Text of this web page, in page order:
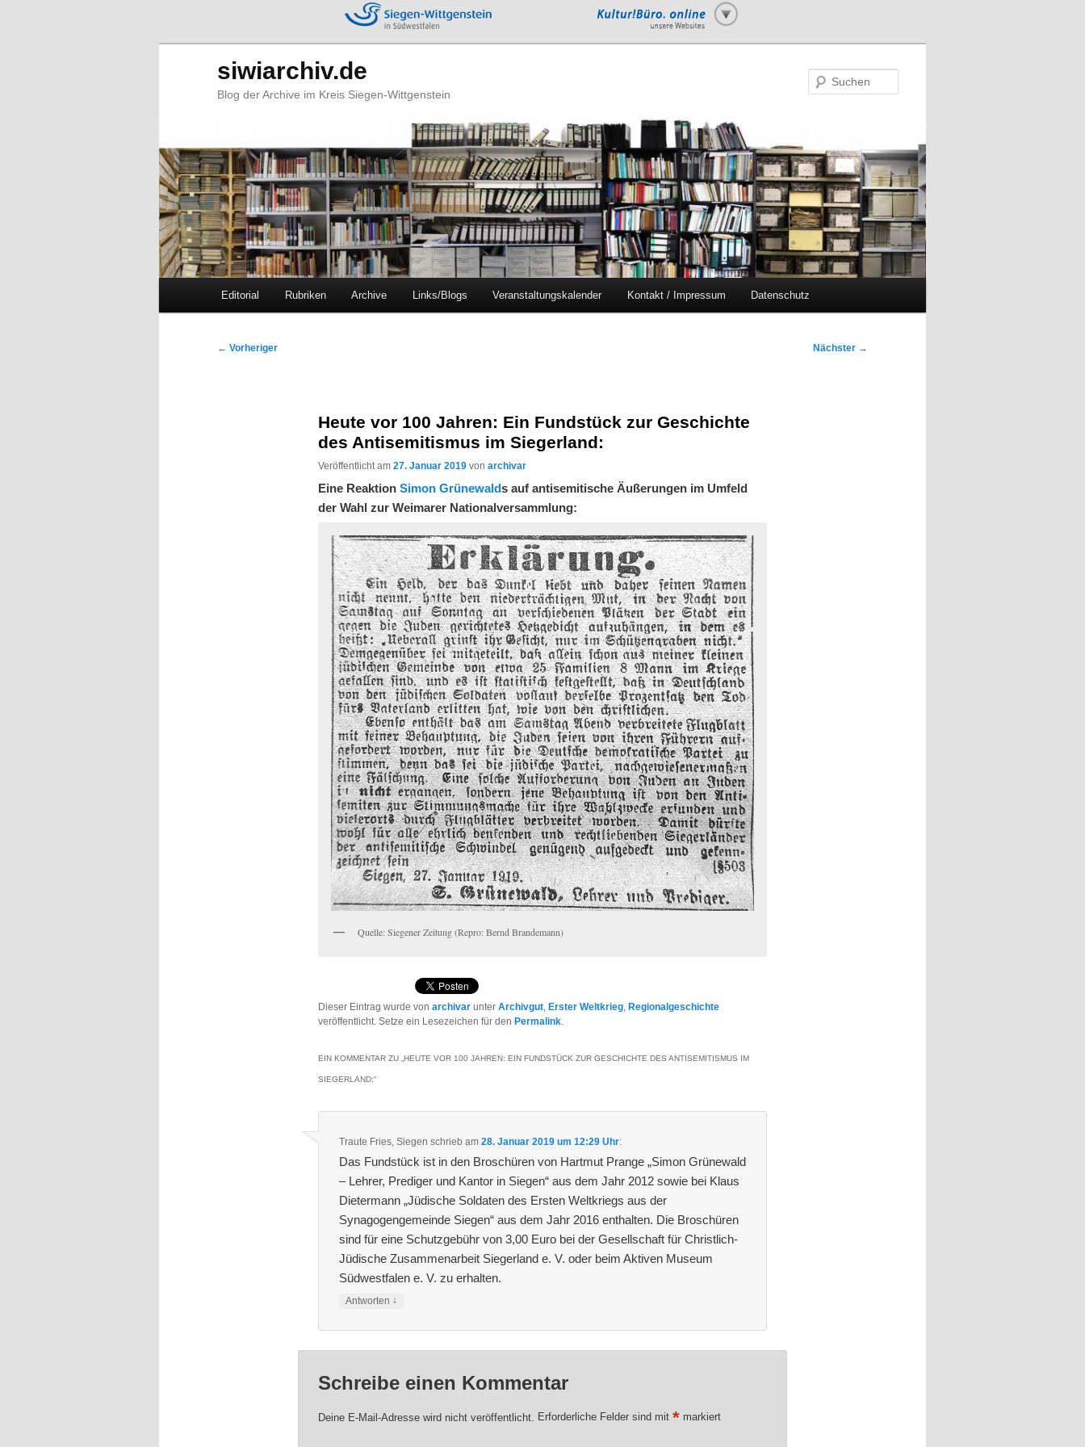
siwiarchiv.de
Blog der Archive im Kreis Siegen-Wittgenstein
Zum
Zum
Editorial Rubriken Archive Links/Blogs Veranstaltungskalender Kontakt / Impressum Datenschutz
Beitragsnavigation
← Vorheriger Nächster →
Heute vor 100 Jahren: Ein Fundstück zur Geschichte
des Antisemitismus im Siegerland:
Veröffentlicht am27. Januar 2019 vonarchivar
Eine ReaktionSimon Grünewalds auf antisemitische Äußerungen im Umfeld
der Wahl zur Weimarer Nationalversammlung:
Quelle: Siegener Zeitung (Repro: Bernd Brandemann)
Dieser Eintrag wurde vonarchivar unterArchivgut ,Erster Weltkrieg ,Regionalgeschichte
veröffentlicht. Setze ein Lesezeichen für denPermalink
EIN KOMMENTAR ZU „HEUTE VOR 100 JAHREN: EIN FUNDSTÜCK ZUR GESCHICHTE DES ANTISEMITISMUS IM
SIEGERLAND:“
Traute Fries, Siegen schrieb am 28. Januar 2019 um 12:29 Uhr:
Das Fundstück ist in den Broschüren von Hartmut Prange „Simon Grünewald
– Lehrer, Prediger und Kantor in Siegen“ aus dem Jahr 2012 sowie bei Klaus
Dietermann „Jüdische Soldaten des Ersten Weltkriegs aus der
Synagogengemeinde Siegen“ aus dem Jahr 2016 enthalten. Die Broschüren
sind für eine Schutzgebühr von 3,00 Euro bei der Gesellschaft für Christlich-
Jüdische Zusammenarbeit Siegerland e. V. oder beim Aktiven Museum
Südwestfalen e. V. zu erhalten.
Antworten ↓
Schreibe einen Kommentar
Deine E-Mail-Adresse wird nicht veröffentlicht. Erforderliche Felder sind mit* markiert